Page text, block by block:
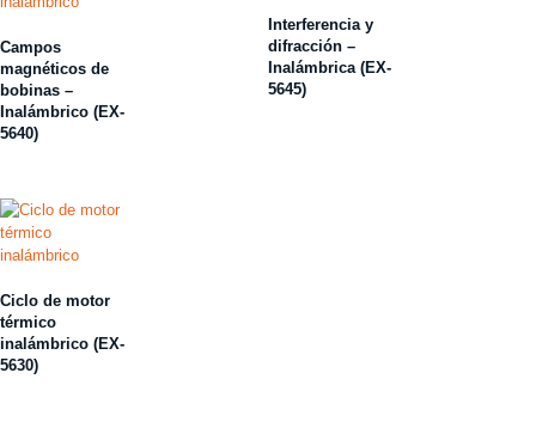
Campos
magnéticos de
bobinas –
Inalámbrico (EX-
5640)
Interferencia y
difracción –
Inalámbrica (EX-
5645)
Ciclo de motor
térmico
inalámbrico (EX-
5630)